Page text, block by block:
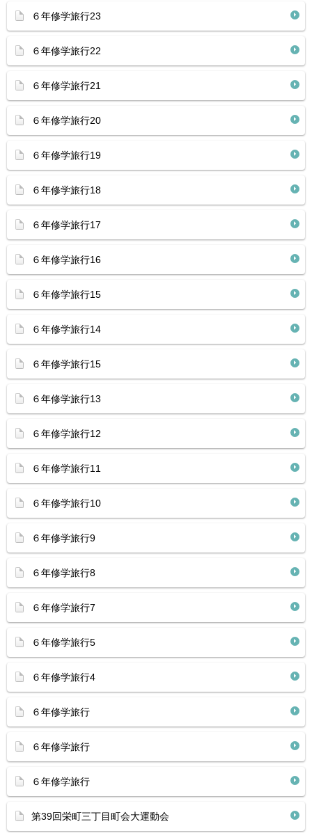
６年修学旅行23
６年修学旅行22
６年修学旅行21
６年修学旅行20
６年修学旅行19
６年修学旅行18
６年修学旅行17
６年修学旅行16
６年修学旅行15
６年修学旅行14
６年修学旅行15
６年修学旅行13
６年修学旅行12
６年修学旅行11
６年修学旅行10
６年修学旅行9
６年修学旅行8
６年修学旅行7
６年修学旅行5
６年修学旅行4
６年修学旅行
６年修学旅行
６年修学旅行
第39回栄町三丁目町会大運動会